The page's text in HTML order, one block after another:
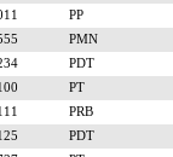
PP
PMN
PDT
PT
PRB
PDT